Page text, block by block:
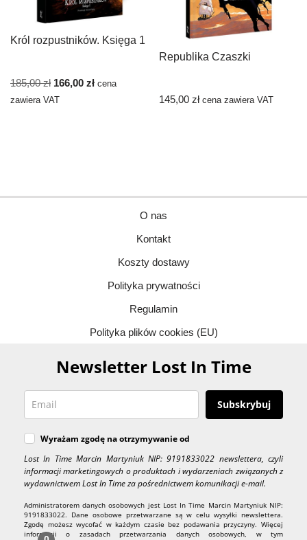
Król rozpustników. Księga 1
185,00zł 166,00 zł cena
zawiera VAT
Republika Czaszki
145,00zł cena zawiera VAT
O nas
Kontakt
Koszty dostawy
Polityka prywatności
Regulamin
Polityka plików cookies (EU)
Newsletter Lost In Time
Subskrybuj
Wyrażam zgodę na otrzymywanie od
Lost In Time Marcin Martyniuk NIP: 9191833022 newslettera, czyli
informacji marketingowych o produktach i wydarzeniach związanych z
wydawnictwem Lost In Time za pośrednictwem komunikacji e-mail.
Administratorem danych osobowych jest Lost In Time Marcin Martyniuk NIP:
9191833022. Dane osobowe przetwarzane są w celu wysyłki newslettera.
Zgodę możesz wycofać w każdym czasie bez podawania przyczyny. Więcej
informacji o zasadach przetwarzania danych osobowych, w tym